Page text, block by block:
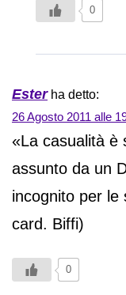
0
Ester ha detto:
26 Agosto 2011 alle
«La casualità è
assunto da un
incognito per le
card. Biffi)
0